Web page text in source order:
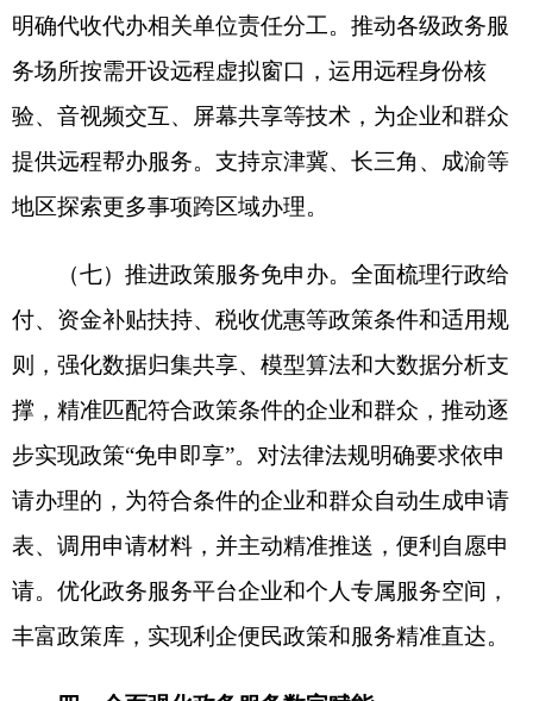
务服务平台建设省级统筹，推动本地区政务服务平
台事项标准统一、业务协同联动、服务同质高效，
提升省级平台公共支撑能力和市级平台应用创新能
台。
数据共享责任清单机制，依托全国一体化政务服务
平台数据共享枢纽，汇总政务数据共享需求，分批
流和直达基层。持续提升政务数据质量，从源头加
强数据治理，围绕企业和个人两个全生命周期编
制“一企一档、一人一档”数据规范，推动实现“一数
一源一标准”。深化电子证照数据共享应用，推动电
共享核验的事项免于提交证明材料、能够提供电子